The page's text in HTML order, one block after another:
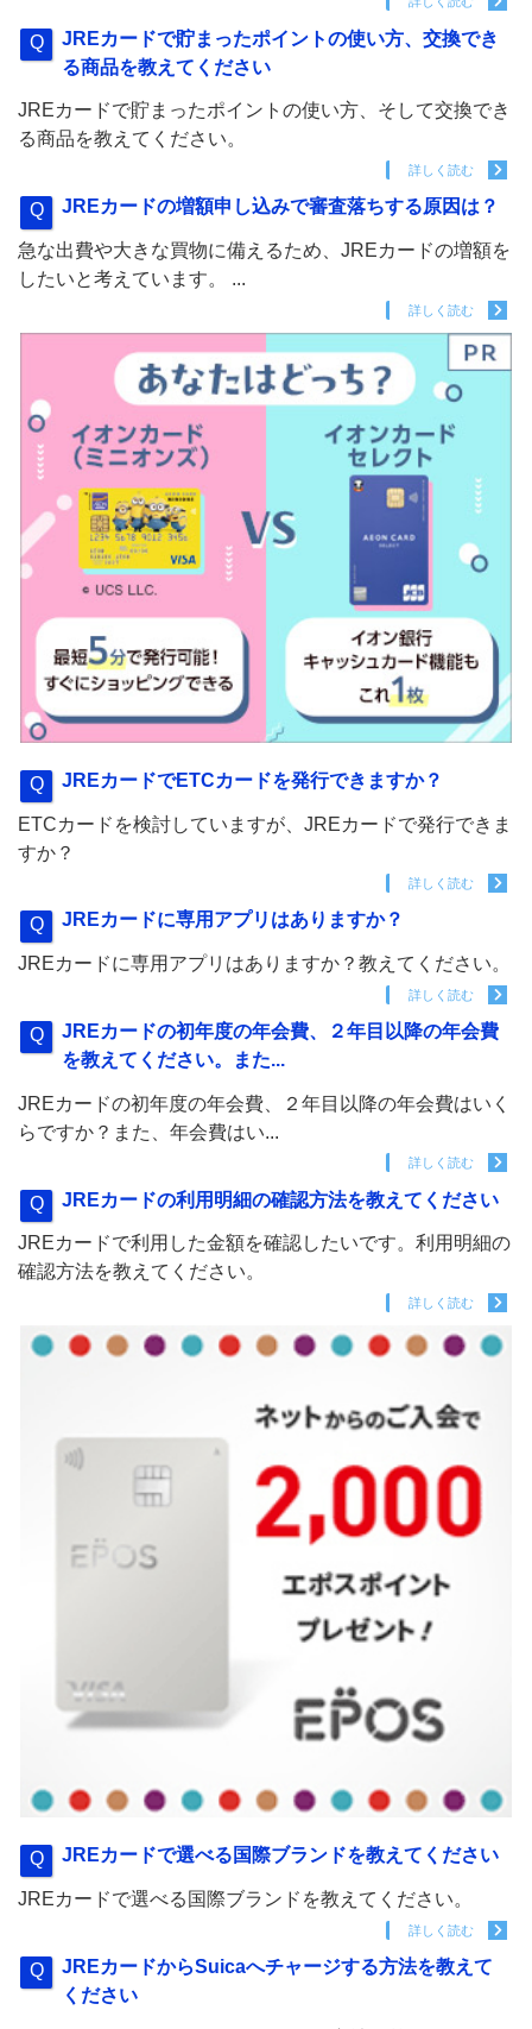
JREカードで貯まったポイントの使い方、交換でき
る商品を教えてください
JREカードで貯まったポイントの使い方、そして交換でき
る商品を教えてください。
詳しく読む
JREカードの増額申し込みで審査落ちする原因は？
急な出費や大きな買物に備えるため、JREカードの増額を
したいと考えています。 ...
詳しく読む
JREカードでETCカードを発行できますか？
ETCカードを検討していますが、JREカードで発行できま
すか？
詳しく読む
JREカードに専用アプリはありますか？
JREカードに専用アプリはありますか？教えてください。
詳しく読む
JREカードの初年度の年会費、２年目以降の年会費
を教えてください。また...
JREカードの初年度の年会費、２年目以降の年会費はいく
らですか？また、年会費はい...
詳しく読む
JREカードの利用明細の確認方法を教えてください
JREカードで利用した金額を確認したいです。利用明細の
確認方法を教えてください。
詳しく読む
JREカードで選べる国際ブランドを教えてください
JREカードで選べる国際ブランドを教えてください。
詳しく読む
JREカードからSuicaへチャージする方法を教えて
ください